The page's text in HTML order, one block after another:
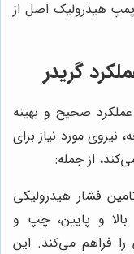
پمپ هیدرولیک اصل از
گریدر
صحیح و بهینه
نیروی مورد نیاز برای
از جمله:
فشار هیدرولیکی
بالا و پایین، چپ و
فراهم می‌کند. این